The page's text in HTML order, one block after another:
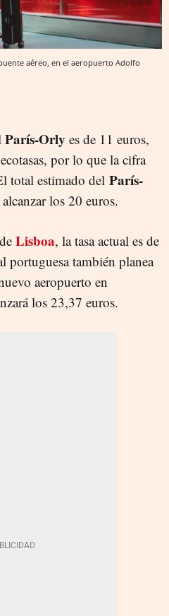
aéreo, en el aeropuerto Adolfo
París-Orly es de 11 euros,
por lo que la cifra
total estimado del París-
los 20 euros.
Lisboa, la tasa actual es de
portuguesa también planea
aeropuerto en
los 23,37 euros.